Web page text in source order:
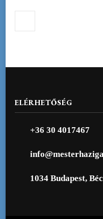
ELÉRHETŐSÉG
+36 30 4017467
1034 Budapest,